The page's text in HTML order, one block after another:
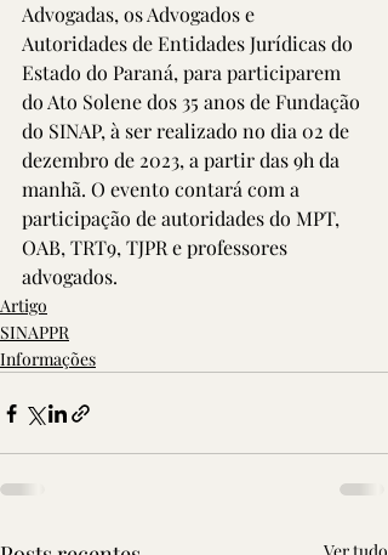
Advogadas, os Advogados e
Autoridades de Entidades Jurídicas do
Estado do Paraná, para participarem
do Ato Solene dos 35 anos de Fundação
do SINAP, à ser realizado no dia 02 de
dezembro de 2023, a partir das 9h da
manhã. O evento contará com a
participação de autoridades do MPT,
OAB, TRT9, TJPR e professores
advogados.
Artigo
SINAPPR
Informações